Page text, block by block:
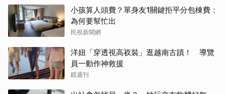
小孩算人頭費？單身友1關鍵拒平分包棟費：
為何要幫忙出
民視新聞網
洋妞「穿透視高衩裝」逛越南古蹟！ 導覽
員一動作神救援
鏡週刊